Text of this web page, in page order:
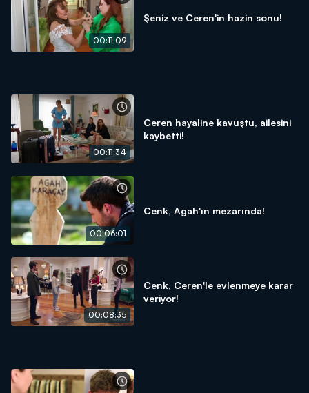
00:11:09
Şeniz ve Ceren'in hazin sonu!
00:11:34
Ceren hayaline kavuştu, ailesini
kaybetti!
00:06:01
Cenk, Agah'ın mezarında!
00:08:35
Cenk, Ceren'le evlenmeye karar
veriyor!